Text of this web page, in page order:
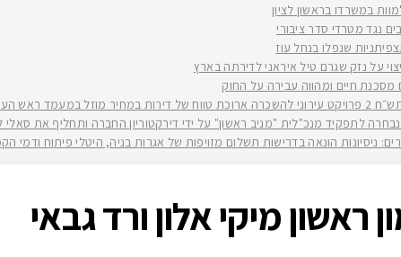
במשרדו בראשון לציון
נגד מטרדי סדר ציבורי
על נזק שגרם טיל איראני לדירתה בארץ
מסכנת חיים ומהווה עבירה על החוק
קינסטליך
לתפקיד מנכ"לית "מניב ראשון" על ידי דירקטוריון החברה ותחליף את סאלי לוי שפורשת
ניסיונות הונאה בדרישות תשלום מזויפות של אגרות בניה, היטלי פיתוח
ראשון מיקי אלון ורד גבאי